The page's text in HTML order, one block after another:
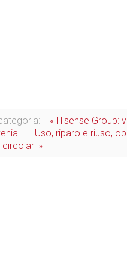
« Hisense Group:
Uso, riparo e riuso,
»